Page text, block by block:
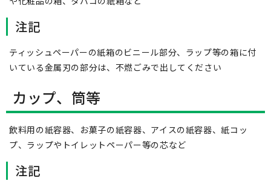
注記
ティッシュペーパーの紙箱のビニール部分、ラップ等の箱に付
いている金属刃の部分は、不燃ごみで出してください
カップ、筒等
飲料用の紙容器、お菓子の紙容器、アイスの紙容器、紙コッ
プ、ラップやトイレットペーパー等の芯など
注記